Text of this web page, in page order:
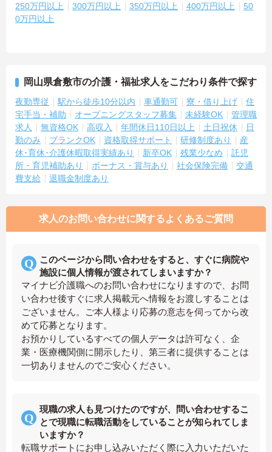
250万円以上 300万円以上 350万円以上 400万円以上
50
0万円以上
岡山県倉敷市の介護・福祉求人をこだわり条件で探す
夜勤専従 駅から徒歩10分以内 車通勤可 寮・借り上げ
住
宅手当・補助
オープニングスタッフ募集 未経験OK
管理職
求人
無資格OK 高収入 年間休日110日以上 土日祝休
日
勤のみ
ブランクOK 資格取得サポート 研修制度あり
産
休･育休･介護休暇取得実績あり
新卒OK 残業少なめ
託児
所・育児補助あり
ボーナス・賞与あり 社会保険完備
交通
費支給
退職金制度あり
求人のお問い合わせに関するよくあるご質問
このページから問い合わせをすると、すぐに病院や
施設に個人情報が渡されてしまいますか？
マイナビ介護職へのお問い合わせになりますので、お問
い合わせ後すぐに求人掲載元へ情報をお渡しすることは
ございません。ご本人様より応募の意志を伺ってから改
めて応募となります。
お預かりしているすべての個人データは許可なく、企
業・医療機関側に開示したり、第三者に提供することは
一切ありませんのでご安心ください。
現職の求人も見つけたのですが、問い合わせするこ
とで現職に転職活動をしていることが知られてしま
いますか？
転職サポートにお申し込みいただく際に入力いただいた